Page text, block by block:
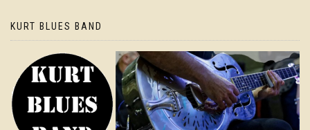
KURT BLUES BAND